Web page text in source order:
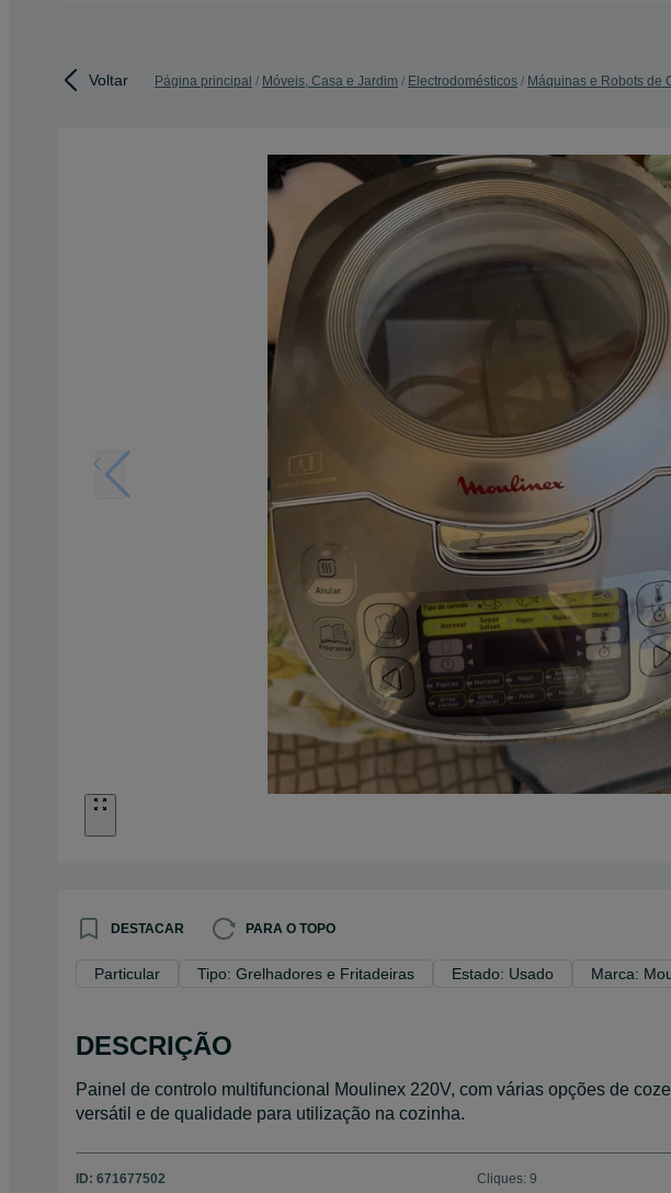
Voltar Página principal Móveis, Casa e Jardim Electrodomésticos Máquinas e Robots de
DESTACAR PARA O TOPO
Particular Tipo: Grelhadores e Fritadeiras Estado: Usado Marca:
DESCRIÇÃO
Painel de controlo multifuncional Moulinex 220V, com várias opções de
versátil e de qualidade para utilização na cozinha.
ID: 671677502 Cliques: 9